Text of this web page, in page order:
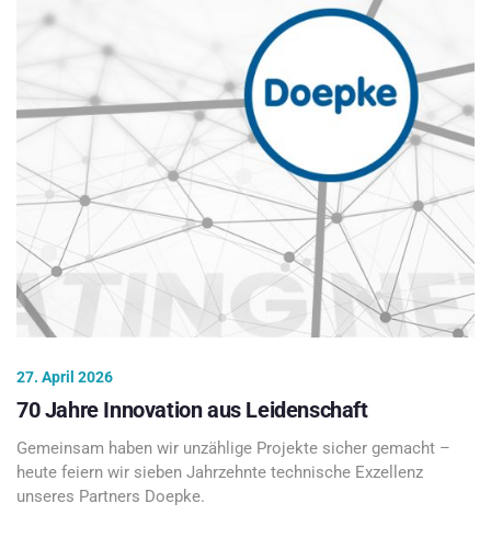
27. April 2026
70 Jahre Innovation aus Leidenschaft
Gemeinsam haben wir unzählige Projekte sicher gemacht –
heute feiern wir sieben Jahrzehnte technische Exzellenz
unseres Partners Doepke.